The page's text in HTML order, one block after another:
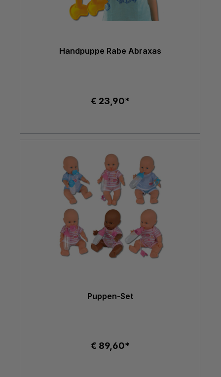
Handpuppe Rabe Abraxas
€ 23,90*
Puppen-Set
€ 89,60*